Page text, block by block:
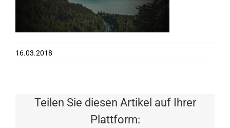
16.03.2018
Teilen Sie diesen Artikel auf Ihrer
Plattform: